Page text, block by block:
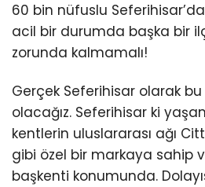
60 bin nüfuslu
acil bir durumda başka bir
zorunda kalmamalı!
Gerçek Seferihisar olarak
olacağız. Seferihisar ki
kentlerin uluslararası ağı
gibi özel bir markaya sahip
başkenti konumunda.